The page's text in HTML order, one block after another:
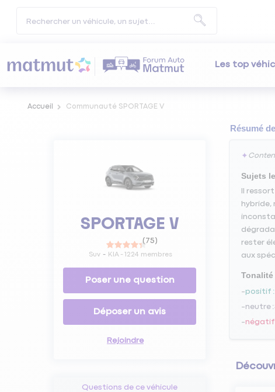
Les top
Accueil Communauté SPORTAGE V
SPORTAGE V
(75)
Suv KIA- 1224 membres
Poser une question
Déposer un avis
Rejoindre
Questions de ce véhicule
Résumé
✦
Sujets
Il
rester
aux
positif
neutre
négatif